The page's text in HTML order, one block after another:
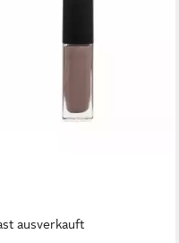
ausverkauft